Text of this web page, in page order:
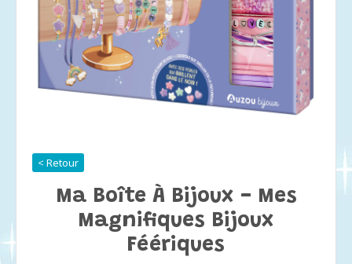
< Retour
Ma Boîte À Bijoux - Mes
Magnifiques Bijoux
Féériques